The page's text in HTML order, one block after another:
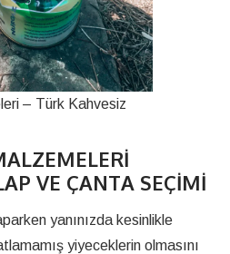
– Türk Kahvesiz
VE ÇANTA SEÇIMI
yanınızda kesinlikle
yiyeceklerin olmasını